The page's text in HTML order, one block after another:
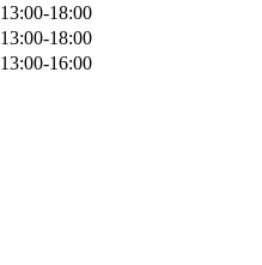
18:00
18:00
16:00